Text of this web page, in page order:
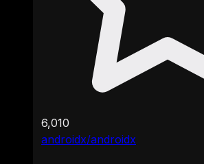
androidx/androidx
6,010